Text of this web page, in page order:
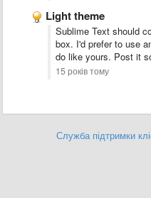
Light theme
Sublime Text should
box. I'd prefer to use
do like yours. Post it
15 років тому
Служба підтримки